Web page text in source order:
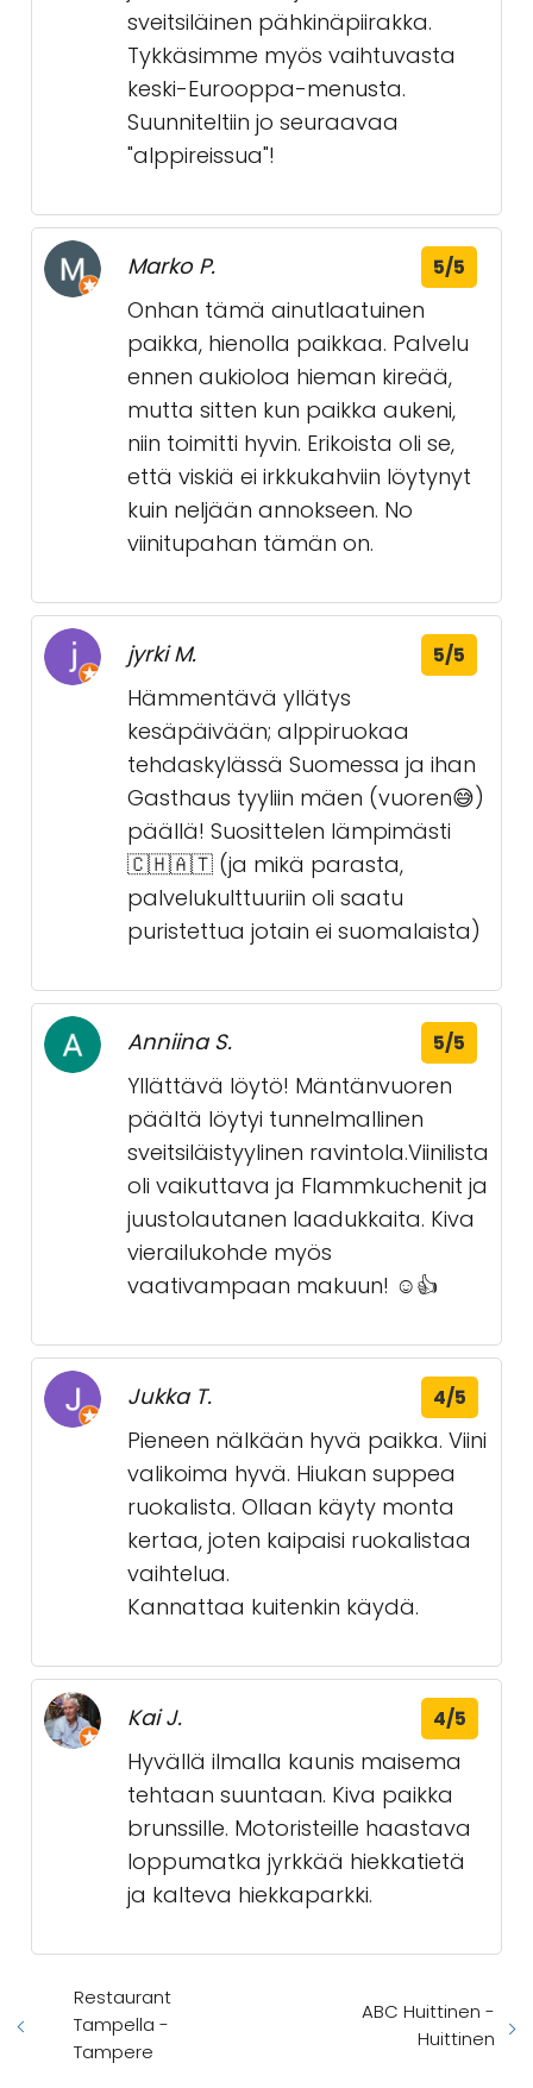
sveitsiläinen pähkinäpiirakka.
Tykkäsimme myös vaihtuvasta
keski-Eurooppa-menusta.
Suunniteltiin jo seuraavaa
"alppireissua"!
Marko P. 5/5
Onhan tämä ainutlaatuinen
paikka, hienolla paikkaa. Palvelu
ennen aukioloa hieman kireää,
mutta sitten kun paikka aukeni,
niin toimitti hyvin. Erikoista oli se,
että viskiä ei irkkukahviin löytynyt
kuin neljään annokseen. No
viinitupahan tämän on.
jyrki M. 5/5
Hämmentävä yllätys
kesäpäivään; alppiruokaa
tehdaskylässä Suomessa ja ihan
Gasthaus tyyliin mäen (vuoren😅)
päällä! Suosittelen lämpimästi
🇨🇭🇦🇹 (ja mikä parasta,
palvelukulttuuriin oli saatu
puristettua jotain ei suomalaista)
Anniina S. 5/5
Yllättävä löytö! Mäntänvuoren
päältä löytyi tunnelmallinen
sveitsiläistyylinen ravintola.Viinilista
oli vaikuttava ja Flammkuchenit ja
juustolautanen laadukkaita. Kiva
vierailukohde myös
vaativampaan makuun! ☺️👍
Jukka T. 4/5
Pieneen nälkään hyvä paikka. Viini
valikoima hyvä. Hiukan suppea
ruokalista. Ollaan käyty monta
kertaa, joten kaipaisi ruokalistaa
vaihtelua.
Kannattaa kuitenkin käydä.
Kai J. 4/5
Hyvällä ilmalla kaunis maisema
tehtaan suuntaan. Kiva paikka
brunssille. Motoristeille haastava
loppumatka jyrkkää hiekkatietä
ja kalteva hiekkaparkki.
Restaurant
Tampella -
Tampere
ABC Huittinen -
Huittinen